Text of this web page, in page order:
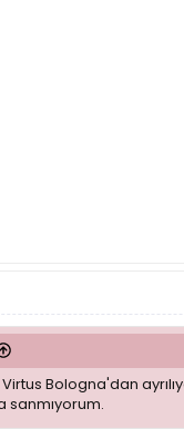
Bologna'dan
sanmıyorum.